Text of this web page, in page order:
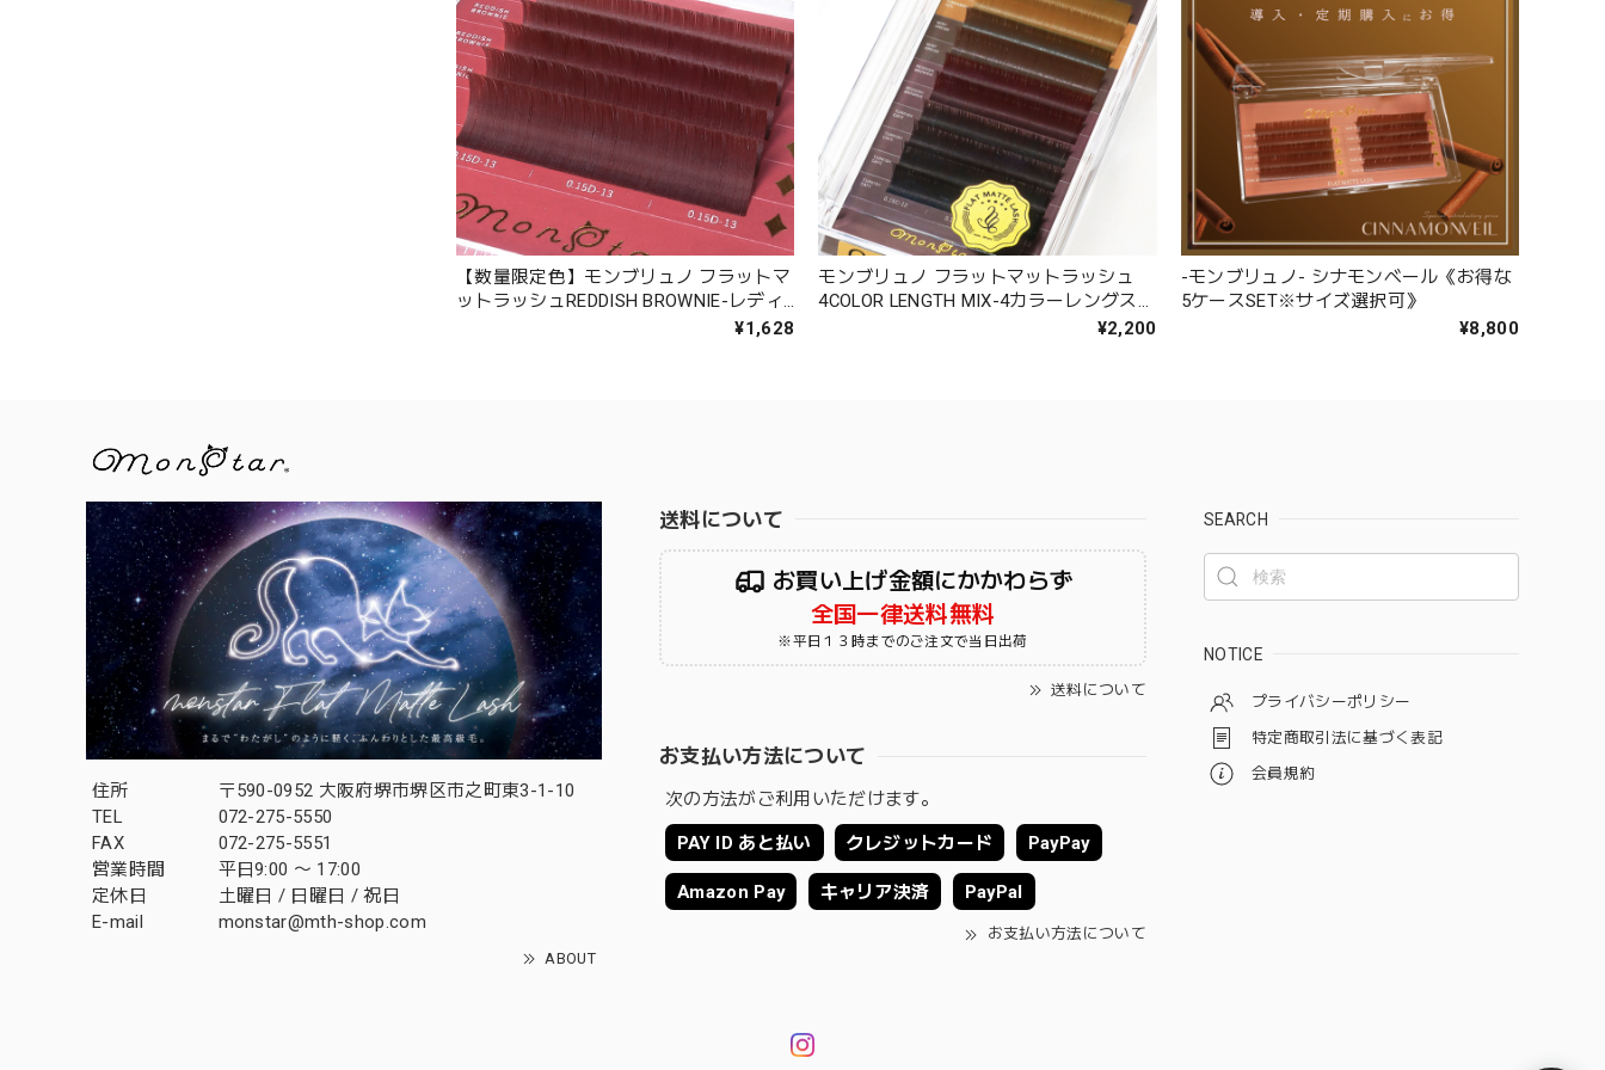
【数量限定色】モンブリュノ フラットマ
ットラッシュREDDISH BROWNIE-レディ
ッシュブラウニー- （5列シート）¥1,628
モンブリュノ フラットマットラッシュ
4COLOR LENGTH MIX-4カラーレングスミ
¥2,200
-モンブリュノ- シナモンベール《お得な
5ケースSET※サイズ選択可》
¥8,800
住所
〒590-0952 大阪府堺市堺区市之町東3-1-10
TEL
072-275-5550
FAX
072-275-5551
営業時間
平日9:00 〜 17:00
定休日
土曜日 / 日曜日 / 祝日
E-mail
monstar@mth-shop.com
ABOUT
送料について
お買い上げ金額にかかわらず
全国一律送料無料
※平日１３時までのご注文で当日出荷
送料について
お支払い方法について
次の方法がご利用いただけます。
PAY ID あと払い クレジットカード PayPay
Amazon Pay キャリア決済 PayPal
お支払い方法について
SEARCH
NOTICE
プライバシーポリシー
特定商取引法に基づく表記
会員規約